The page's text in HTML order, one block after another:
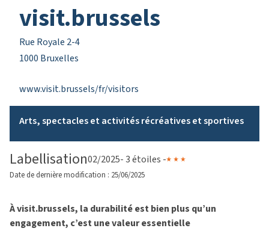
visit.brussels
Rue Royale 2-4
1000 Bruxelles
www.visit.brussels/fr/visitors
Arts, spectacles et activités récréatives et sportives
Labellisation02/2025- 3 étoiles -
Date de dernière modification : 25/06/2025
À visit.brussels, la durabilité est bien plus qu’un
engagement, c’est une valeur essentielle